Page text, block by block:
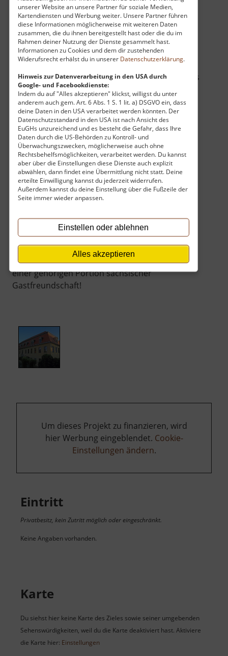
unserer Website an unsere Partner für soziale Medien,
Kartendiensten und Werbung weiter. Unsere Partner führen
diese Informationen möglicherweise mit weiteren Daten
zusammen, die du ihnen bereitgestellt hast oder die du im
Rahmen deiner Nutzung der Dienste gesammelt hast.
Informationen zu Cookies und dem dir zustehenden
Widerufsrecht erhälst du in unserer Datenschutzerklärung.
Hinweis zur Datenverarbeitung in den USA durch
Google- und Facebookdienste:
Indem du auf "Alles akzeptieren" klickst, willigst du unter
anderem auch gem. Art. 6 Abs. 1 S. 1 lit. a) DSGVO ein, dass
deine Daten in den USA verarbeitet werden könnten. Der
Datenschutzstandard in den USA ist nach Ansicht des
EuGHs unzureichend und es besteht die Gefahr, dass Ihre
Daten durch die US-Behörden zu Kontroll- und
Überwachungszwecken, möglicherweise auch ohne
Rechtsbehelfsmöglichkeiten, verarbeitet werden. Du kannst
aber über die Einstellungen diese Dienste auch explizit
abwählen, dann findet eine Übermittlung nicht statt. Deine
erteilte Einwilligung kannst du jederzeit widerrufen.
Außerdem kannst du deine Einstellung über die Fußzeile der
Seite immer wieder anpassen.
Einstellen oder ablehnen
Alles akzeptieren
Familie Serre, Kunst und Menschen
zusammenzubringen, leidenschaftlich
fortgeführt.
Für Wanderer und Kulturliebhaber ist das
Schloss der perfekte Ausgangspunkt oder das
krönende Ziel einer Tour. Von den Terrassen aus
bietet sich dir ein fantastischer Blick, der bei
klarer Sicht vom Elbsandsteingebirge bis tief
hinein ins Osterzgebirge reicht. Ein kleiner
Abstecher in das dazugehörige Heimatmuseum
im ehemaligen Gutshof rundet das Erlebnis ab
und erzählt dir alles über die dramatischen
Schlachten des Siebenjährigen Krieges, die einst
vor den Toren des Schlosses tobten.
Ob du nun auf den Spuren berühmter Künstler
dich von der bewegten Geschichte der Anlage
faszinieren lässt – Schloss Maxen ist ein Ort mit
ganz viel Seele. Ein Besuch hier oben ist wie ein
tiefes Durchatmen für den Geist, kombiniert mit
einer gehörigen Portion sächsischer
Gastfreundschaft!
Um dieses Projekt zu finanzieren, wird
hier Werbung eingeblendet. Cookie-
Einstellungen ändern.
Eintritt
Privatbesitz, kein Zutritt möglich oder eingeschränkt.
Keine Angaben vorhanden.
Karte
Du siehst hier keine Karte des Zieles sowie seiner umgebenden
Sehenswürdigkeiten, weil du die Karte deaktiviert hast. Aktiviere
die Karte hier: Einstellungen